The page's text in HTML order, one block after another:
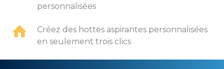
personnalisées
Créez des hottes aspirantes personnalisées
en seulement trois clics